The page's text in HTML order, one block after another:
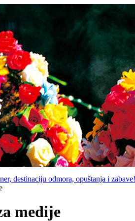
destinaciju odmora, opuštanja i zabave!
medije